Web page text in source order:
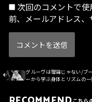
次回のコメントで
前、メールアドレス、
グルーヴは理論じゃない/ブ
ーから学ぶ身体とリズムの